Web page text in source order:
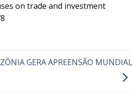
on trade and investment
GERA APREENSÃO MUNDIAL